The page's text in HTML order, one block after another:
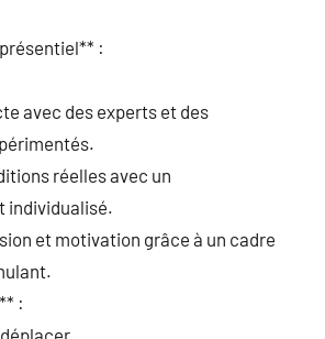
:
avec des experts et des
réelles avec un
individualisé.
et motivation grâce à un cadre
: